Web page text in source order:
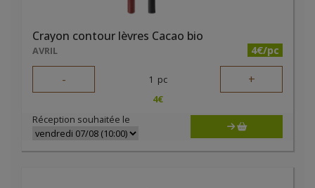
Crayon contour lèvres Cacao bio
AVRIL 4€/pc
- 1 pc +
4€
Réception souhaitée le